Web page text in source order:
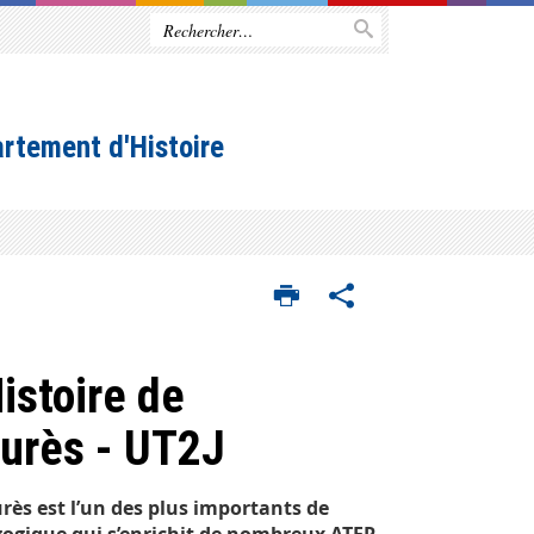
d'Histoire
de
- UT2J
est l’un des plus importants de